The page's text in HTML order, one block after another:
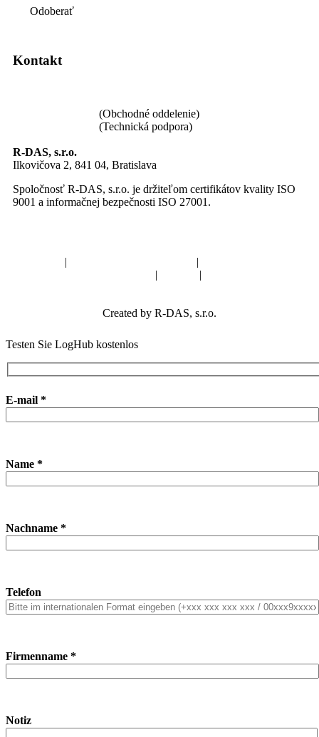
Odoberať
Kontakt
(Obchodné oddelenie)
(Technická podpora)
R-DAS, s.r.o.
Ilkovičova 2, 841 04, Bratislava
Spoločnosť R-DAS, s.r.o. je držiteľom certifikátov kvality ISO
9001 a informačnej bezpečnosti ISO 27001.
| |
| |
Created by R-DAS, s.r.o.
Testen Sie LogHub kostenlos
E-mail *
Name *
Nachname *
Telefon
Firmenname *
Notiz